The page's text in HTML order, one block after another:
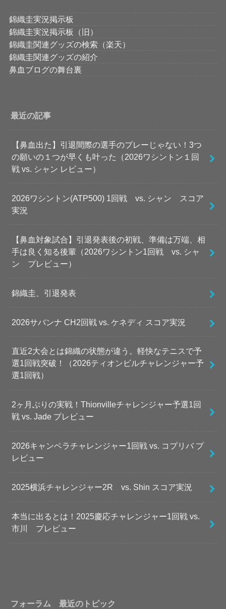
錦織圭実況掲示板
錦織圭実況掲示板（旧）
錦織圭関連グッズの検索（楽天）
錦織圭関連グッズの紹介
鼻血ブログの舞台裏
最近の記事
【鼻血出た】引退間際の選手のプレーじゃない！3つ
の願いの１つが早くも叶った（2026ワシントン１回
戦 vs. シャン レビュー）
2026ワシントン(ATP500) 1回戦 vs. シャン スコア
実況
【鼻血対象試合】引退発表後の初戦、準備は万端、相
手は良く知る後輩（2026ワシントン1回戦 vs. シャ
ン プレビュー）
錦織圭、引退発表
2026サバンナ CH2回戦 vs. ケネディ スコア実況
直近2大会とは錦織の状態が違う。軽快なテニスで予
選1回戦突破！（2026ティオンビルチャレンジャー予
選1回戦）
2ヶ月ぶりの実戦！Thionvilleチャレンジャー予選1回
戦 vs. Jade プレビュー
2026キャンベラチャレンジャー1回戦 vs. コプリバ プ
レビュー
2025横浜チャレンジャー2R vs. Shin スコア実況
本当に出るとは！2025慶応チャレンジャー1回戦 vs.
市川 プレビュー
フォーラム 最近のトピック